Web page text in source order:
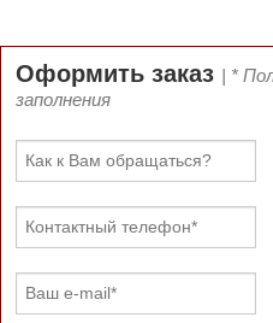
Оформить заказ | *
заполнения